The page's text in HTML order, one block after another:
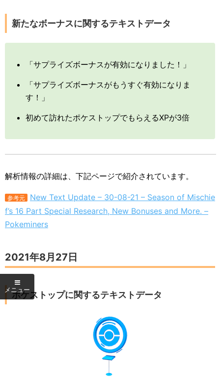
新たなボーナスに関するテキストデータ
「サプライズボーナスが有効になりました！」
「サプライズボーナスがもうすぐ有効になりま
す！」
初めて訪れたポケストップでもらえるXPが3倍
解析情報の詳細は、下記ページで紹介されています。
参考元
New Text Update – 30-08-21 – Season of Mischie
f’s 16 Part Special Research, New Bonuses and More. –
Pokeminers
2021年8月27日
ポケストップに関するテキストデータ